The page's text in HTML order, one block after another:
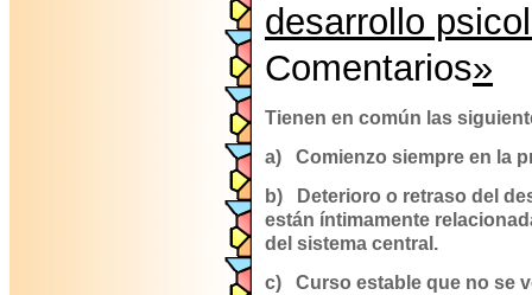
desarrollo
Comentarios»
Tienen en común las
a)
Comienzo siempre en la
b)
Deterioro o retraso del
están íntimamente
del sistema central.
c)
Curso estable que no se